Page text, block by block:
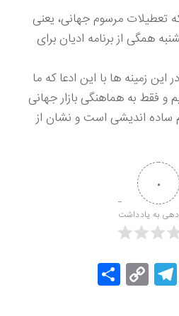
تعطیلات مرسوم جهانی، یعنی
همگی از برنامه ادیان برای
این زمینه ها با این ادعا که ما
و فقط به هماهنگی بازار جهانی
ساده اندیشی است و نشان از
۰
به یادداشت
Telegram
Copy
Link
اشتراک
گذاری